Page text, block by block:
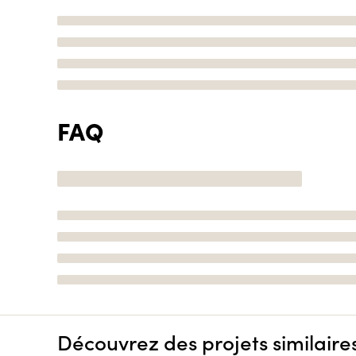
FAQ
Découvrez des projets